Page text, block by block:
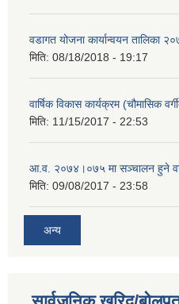
वडागत योजना कार्यान्वयन तालिका
मिति: 08/18/2018 - 19:17
वार्षिक विकास कार्यक्रम (चौमासिक
मिति: 11/15/2017 - 22:53
आ.व. २०७४।०७५ मा सञ्चालन हुने
मिति: 09/08/2017 - 23:58
अन्य